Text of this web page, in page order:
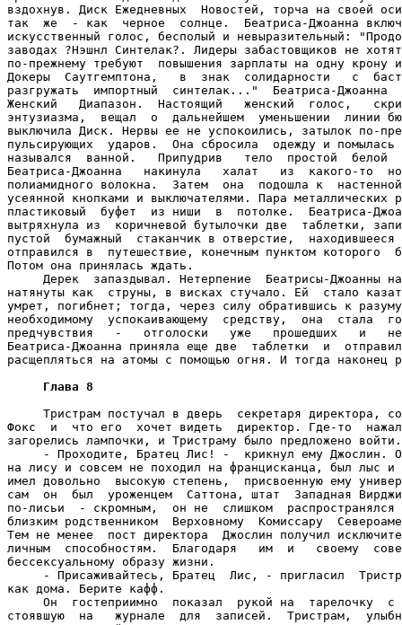
вздохнув. Диск Ежедневных  Новостей, торча на своей
так  же  - как  черное  солнце.  Беатриса-Джоанна
искусственный голос, бесполый и невыразительный:
заводах ?Нэшнл Синтелак?. Лидеры забастовщиков не
по-прежнему требуют  повышения зарплаты на одну
Докеры  Саутгемптона,   в  знак  солидарности   с
разгружать  импортный  синтелак..."  Беатриса-Джоанна
Женский   Диапазон.  Настоящий   женский  голос,
энтузиазма,  вещал  о  дальнейшем  уменьшении  линии
выключила Диск. Нервы ее не успокоились, затылок по-
пульсирующих  ударов.  Она сбросила  одежду и
назывался  ванной.   Припудрив   тело  простой  белой
Беатриса-Джоанна   накинула   халат   из  какого-то
полиамидного волокна.  Затем  она  подошла к
усеянной кнопками и выключателями. Пара металлических
пластиковый  буфет  из ниши  в  потолке.  Беатриса-
вытряхнула из  коричневой бутылочки две  таблетки,
пустой  бумажный  стаканчик в отверстие,
отправился в  путешествие, конечным пунктом которого
Потом она принялась ждать.
Дерек  запаздывал. Нетерпение  Беатрисы-Джоанны
натянуты как  струны, в висках стучало. Ей  стало
умрет, погибнет; тогда, через силу обратившись к
необходимому  успокаивающему  средству,  она  стала
предчувствия   -   отголоски   уже   прошедших   и
Беатриса-Джоанна приняла еще две  таблетки  и
расщепляться на атомы с помощью огня. И тогда наконец
Глава 8